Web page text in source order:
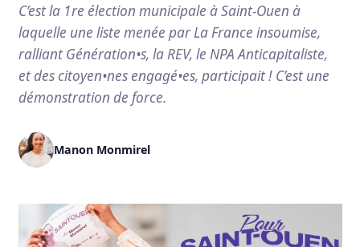
C’est la 1re élection municipale à Saint-Ouen à
laquelle une liste menée par La France insoumise,
ralliant Génération•s, la REV, le NPA Anticapitaliste,
et des citoyen•nes engagé•es, participait ! C’est une
démonstration de force.
Manon Monmirel